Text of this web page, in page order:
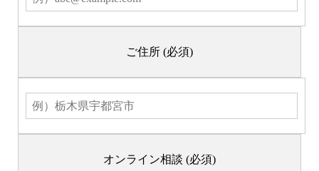
ご住所(必須)
オンライン相談(必須)